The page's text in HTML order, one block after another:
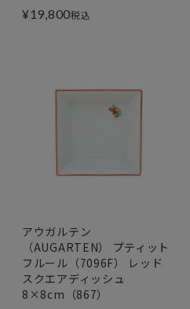
¥19,800税込
アウガルテン
（AUGARTEN） プティット
フルール（7096F） レッド
スクエアディッシュ
8×8cm（867）